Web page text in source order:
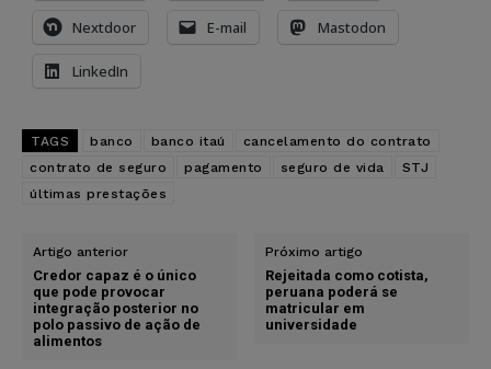
Nextdoor E-mail Mastodon
LinkedIn
TAGS banco banco itaú
cancelamento do contrato
contrato de seguro
pagamento seguro de vida
STJ
últimas prestações
Artigo anterior
Credor capaz é o único
que pode provocar
integração posterior no
polo passivo de ação de
alimentos
Próximo artigo
Rejeitada como cotista,
peruana poderá se
matricular em
universidade